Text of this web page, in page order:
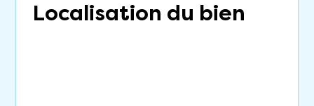
Localisation du bien